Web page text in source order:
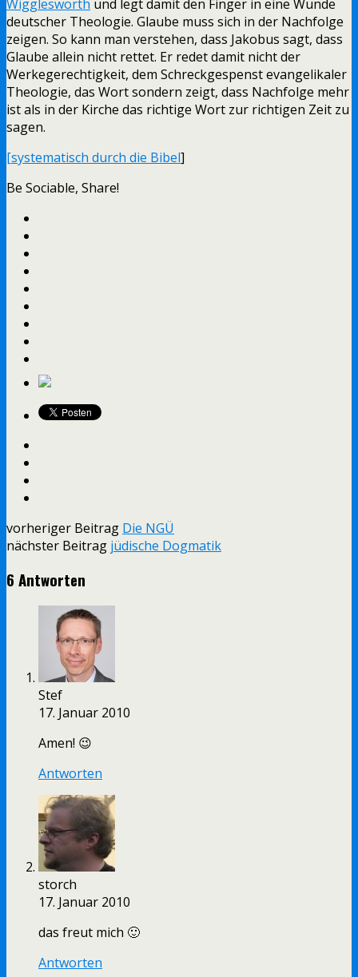
Wigglesworth und legt damit den Finger in eine Wunde
deutscher Theologie. Glaube muss sich in der Nachfolge
zeigen. So kann man verstehen, dass Jakobus sagt, dass
Glaube allein nicht rettet. Er redet damit nicht der
Werkegerechtigkeit, dem Schreckgespenst evangelikaler
Theologie, das Wort sondern zeigt, dass Nachfolge mehr
ist als in der Kirche das richtige Wort zur richtigen Zeit zu
sagen.
[systematisch durch die Bibel]
Be Sociable, Share!
vorheriger Beitrag Die NGÜ
nächster Beitrag jüdische Dogmatik
6 Antworten
Stef
17. Januar 2010
Amen! 😉
Antworten
storch
17. Januar 2010
das freut mich 🙂
Antworten